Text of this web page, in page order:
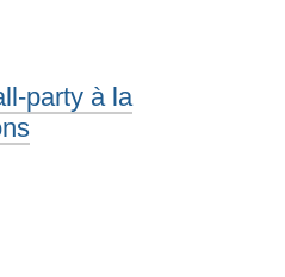
party à la